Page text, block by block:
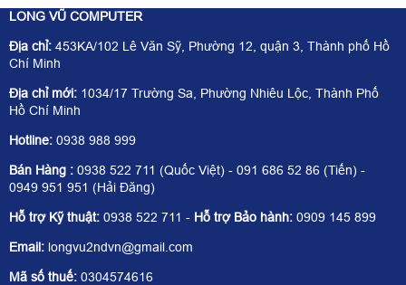
LONG VŨ COMPUTER
Địa chỉ: 453KA/102 Lê Văn Sỹ, Phường 12, quận 3, Thành phố Hồ
Chí Minh
Địa chỉ mới: 1034/17 Trường Sa, Phường Nhiêu Lộc, Thành Phố
Hồ Chí Minh
Hotline: 0938 988 999
Bán Hàng : 0938 522 711 (Quốc Việt) - 091 686 52 86 (Tiến) -
0949 951 951 (Hải Đăng)
Hỗ trợ Kỹ thuật: 0938 522 711 - Hỗ trợ Bảo hành: 0909 145 899
Email: longvu2ndvn@gmail.com
Mã số thuế: 0304574616